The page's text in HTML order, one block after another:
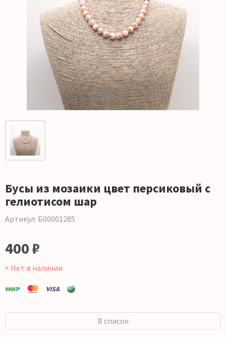
Бусы из мозаики цвет персиковый с
гелиотисом шар
Артикул: Б00001285
400 ₽
× Нет в наличии
В список